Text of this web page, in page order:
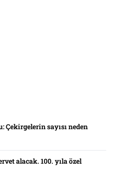
Çekirgelerin sayısı neden
alacak. 100. yıla özel